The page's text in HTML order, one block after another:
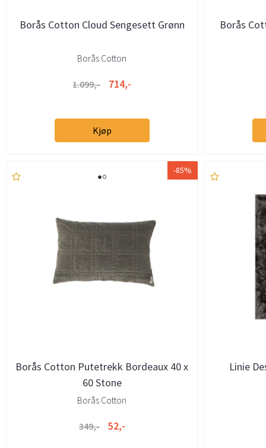
Borås Cotton Cloud Sengesett Grønn
Borås Cotton
1.099,- 714,-
Kjøp
Borås
-85%
Borås Cotton Putetrekk Bordeaux 40 x
60 Stone
Borås Cotton
349,- 52,-
Linie